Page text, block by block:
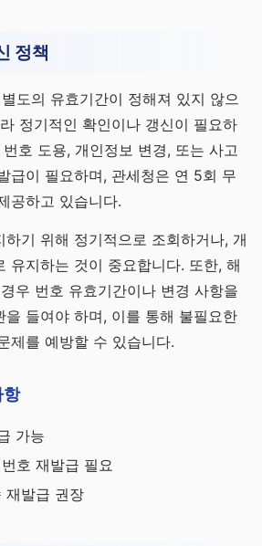
정책
도의 유효기간이 정해져 있지 않으
정기적인 확인이나 갱신이 필요하
호 도용, 개인정보 변경, 또는 사고
급이 필요하며, 관세청은 연 5회 무
공하고 있습니다.
하기 위해 정기적으로 조회하거나, 개
유지하는 것이 중요합니다. 또한, 해
우 번호 유효기간이나 변경 사항을
을 들여야 하며, 이를 통해 불필요한
제를 예방할 수 있습니다.
항
가능
호 재발급 필요
재발급 권장